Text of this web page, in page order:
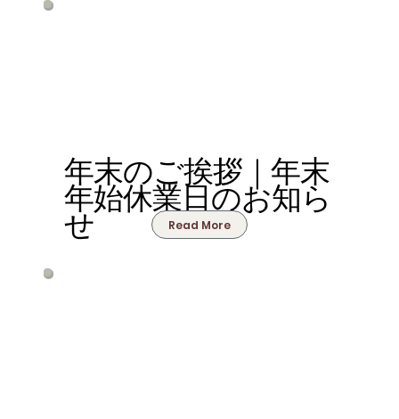
年末のご挨拶｜年末
年始休業日のお知ら
せ Read More